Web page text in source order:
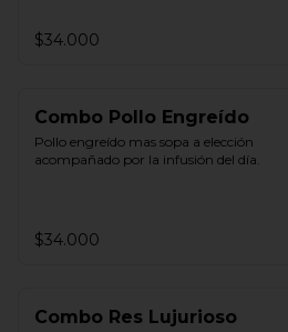
$34.000
Combo Pollo Engreído
Pollo engreído mas sopa a elección
acompañado por la infusión del día.
$34.000
Combo Res Lujurioso